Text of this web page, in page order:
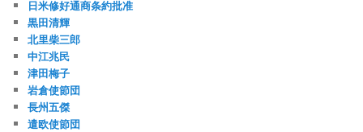
日米修好通商条約批准
黒田清輝
北里柴三郎
中江兆民
津田梅子
岩倉使節団
長州五傑
遣欧使節団